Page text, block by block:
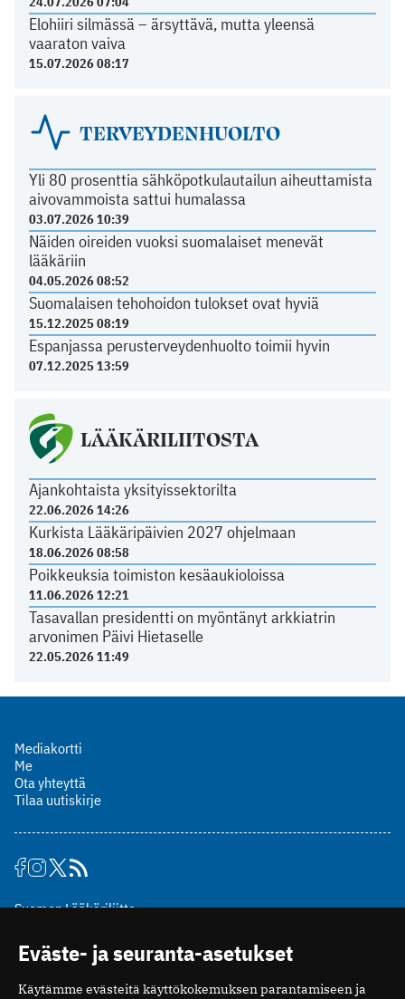
Elohiiri silmässä – ärsyttävä, mutta yleensä
vaaraton vaiva
15.07.2026 08:17
TERVEYDENHUOLTO
Yli 80 prosenttia sähköpotkulautailun aiheuttamista
aivovammoista sattui humalassa
03.07.2026 10:39
Näiden oireiden vuoksi suomalaiset menevät
lääkäriin
04.05.2026 08:52
Suomalaisen tehohoidon tulokset ovat hyviä
15.12.2025 08:19
Espanjassa perusterveydenhuolto toimii hyvin
07.12.2025 13:59
LÄÄKÄRILIITOSTA
Ajankohtaista yksityissektorilta
22.06.2026 14:26
Kurkista Lääkäripäivien 2027 ohjelmaan
18.06.2026 08:58
Poikkeuksia toimiston kesäaukioloissa
11.06.2026 12:21
Tasavallan presidentti on myöntänyt arkkiatrin
arvonimen Päivi Hietaselle
22.05.2026 11:49
Mediakortti
Me
Ota yhteyttä
Tilaa uutiskirje
Suomen Lääkäriliitto
00510 Helsinki
puh. (09) 393 091
toimitus@potilaanlaakarilehti.fi
Eväste- ja seuranta-asetukset
Käytämme evästeitä käyttökokemuksen parantamiseen ja